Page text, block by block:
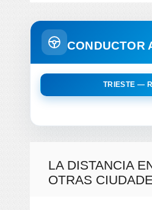
CONDUCTOR
TRIESTE —
LA DISTANCIA
OTRAS